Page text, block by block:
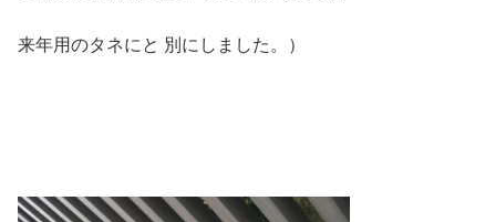
来年用のタネにと 別にしました。）